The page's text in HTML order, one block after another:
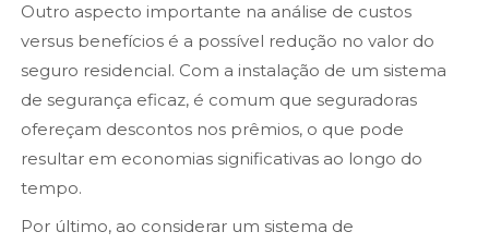
Outro aspecto importante na análise de custos
versus benefícios é a possível redução no valor do
seguro residencial. Com a instalação de um sistema
de segurança eficaz, é comum que seguradoras
ofereçam descontos nos prêmios, o que pode
resultar em economias significativas ao longo do
tempo.
Por último, ao considerar um sistema de